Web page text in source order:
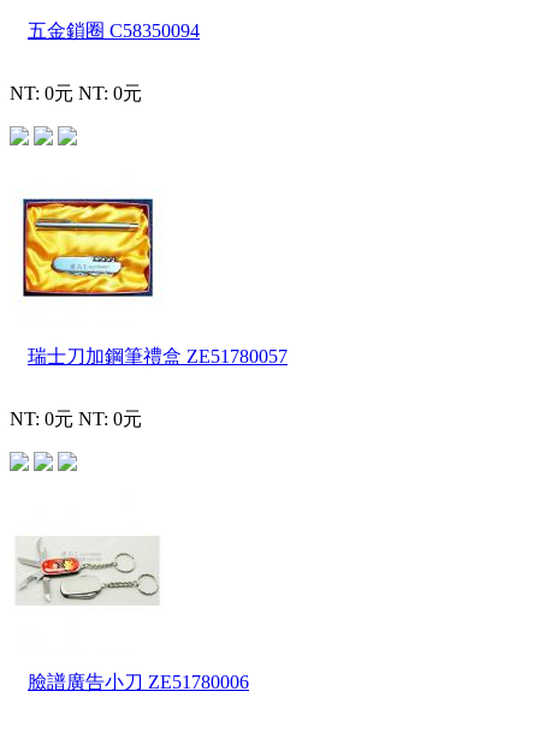
五金鎖圈 C58350094
NT: 0元 NT: 0元
瑞士刀加鋼筆禮盒 ZE51780057
NT: 0元 NT: 0元
臉譜廣告小刀 ZE51780006